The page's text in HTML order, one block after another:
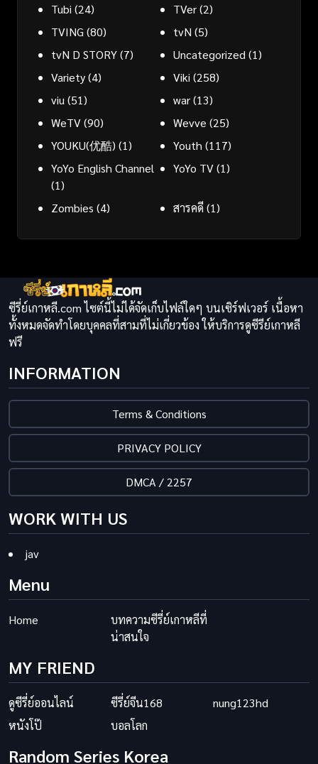
Tubi (24) TVer(2)
TVING (80) tvN (5)
tvN D STORY(7) Uncategorized (1)
Variety(4) Viki (258)
viu (51) war(13)
WeTV(90) Wevve (25)
YOUKU(优酷) (1) Youth (117)
YoYo English Channel
(1)
YoYo TV(1)
Zombies (4) สารคดี(1)
ซีรี่ย์เกาหลี.com ไซต์นี้ไม่ได้จัดเก็บไฟล์ใดๆ บนเซิร์ฟเวอร์ เนื้อหา
ทั้งหมดจัดทำโดยบุคคลที่สามที่ไม่เกี่ยวข้อง ให้บริการดูซีรีย์เกาหลี
ฟรี
INFORMATION
Terms & Conditions
PRIVACY POLICY
DMCA / 2257
WORK WITH US
jav
Menu
Home
บทความซีรี่ย์เกาหลีที่
น่าสนใจ
MY FRIEND
ดูซีรี่ย์ออนไลน์ ซีรี่ย์จีน168
nung123hd
หนังโป๊
บอลโลก
Random Series Korea